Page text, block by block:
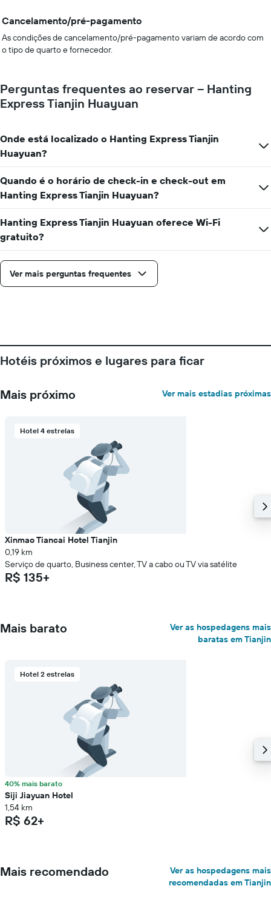
Cancelamento/pré-pagamento
As condições de cancelamento/pré-pagamento variam de acordo com
o tipo de quarto e fornecedor.
Perguntas frequentes ao reservar – Hanting
Express Tianjin Huayuan
Onde está localizado o Hanting Express Tianjin
Huayuan?
Quando é o horário de check-in e check-out em
Hanting Express Tianjin Huayuan?
Hanting Express Tianjin Huayuan oferece Wi-Fi
gratuito?
Ver mais perguntas frequentes
Hotéis próximos e lugares para ficar
Mais próximo Ver mais estadias próximas
Hotel 4 estrelas
Xinmao Tiancai Hotel Tianjin
0,19 km
Serviço de quarto, Business center, TV a cabo ou TV via satélite
R$ 135+
Mais barato
Ver as hospedagens mais
baratas em Tianjin
Hotel 2 estrelas
40% mais barato
Siji Jiayuan Hotel
1,54 km
R$ 62+
Mais recomendado
Ver as hospedagens mais
recomendadas em Tianjin